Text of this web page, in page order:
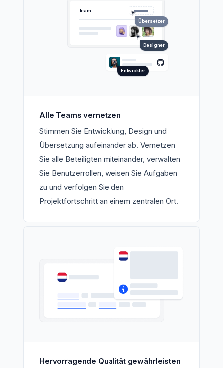
Team
Designer
Übersetzer
Entwickler
Alle Teams vernetzen
Stimmen Sie Entwicklung, Design und
Übersetzung aufeinander ab. Vernetzen
Sie alle Beteiligten miteinander, verwalten
Sie Benutzerrollen, weisen Sie Aufgaben
zu und verfolgen Sie den
Projektfortschritt an einem zentralen Ort.
Hervorragende Qualität gewährleisten